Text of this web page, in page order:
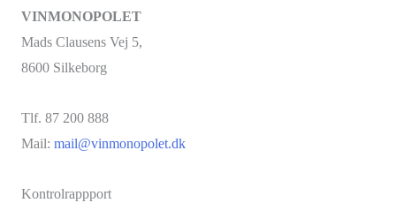
VINMONOPOLET
Mads Clausens Vej 5,
8600 Silkeborg
Tlf. 87 200 888
Mail: mail@vinmonopolet.dk
Kontrolrappport